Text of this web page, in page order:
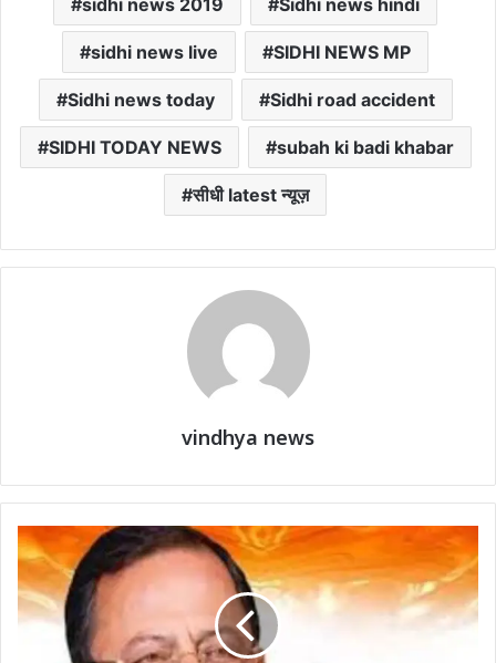
sidhi news 2019 Sidhi news hindi
sidhi news live SIDHI NEWS MP
Sidhi news today Sidhi road accident
SIDHI TODAY NEWS subah ki badi khabar
सीधी latest न्यूज़
vindhya news